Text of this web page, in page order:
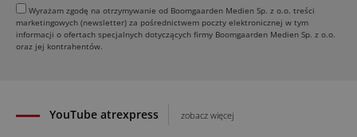
30.07.2026
Amazone ZG-TX precyzyjniejszy rozsiewacz
29.07.2026
YouTube atrexpress zobacz więcej
Wyrażam zgodę na otrzymywanie od Boomgaarden Medien Sp. z o.o. treści
marketingowych (newsletter) za pośrednictwem poczty elektronicznej w tym
informacji o ofertach specjalnych dotyczących firmy Boomgaarden Medien Sp. z o.o.
oraz jej kontrahentów.